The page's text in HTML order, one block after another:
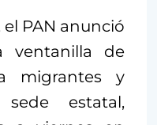
PAN anunció
ventanilla de
migrantes y
estatal,